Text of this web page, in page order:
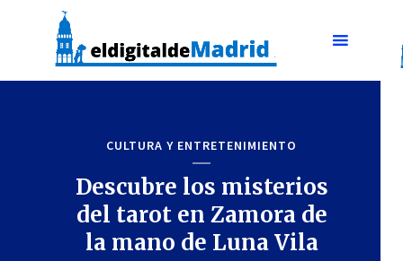
CULTURA Y ENTRETENIMIENTO
Descubre los misterios
del tarot en Zamora de
la mano de Luna Vila